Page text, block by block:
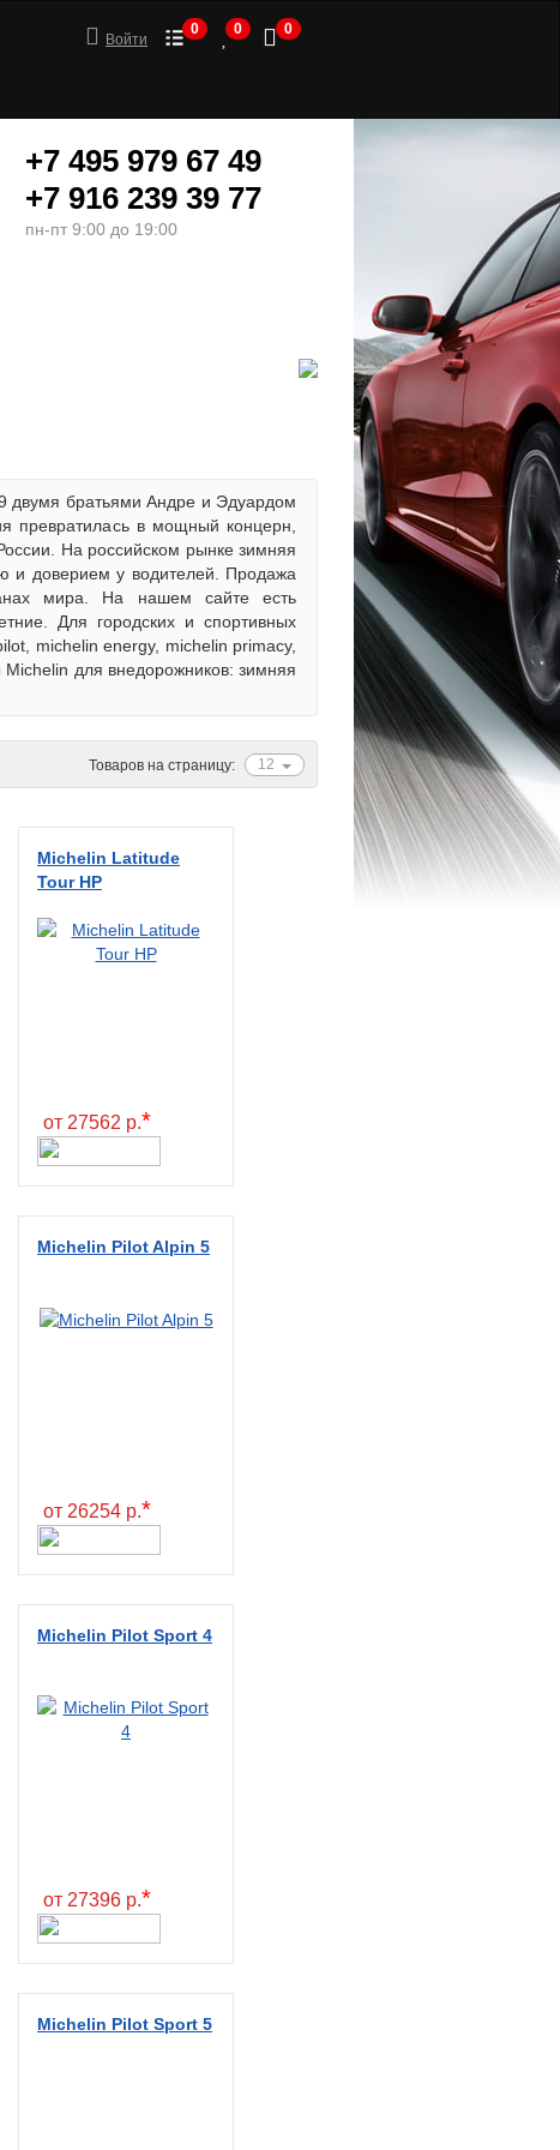
Войти
0 0 0
+7 495 979 67 49
+7 916 239 39 77
пн-пт 9:00 до 19:00
двумя братьями Андре и Эдуардом
превратилась в мощный концерн,
На российском рынке зимняя
и доверием у водителей. Продажа
мира. На нашем сайте есть
Для городских и спортивных
michelin energy, michelin primacy,
для внедорожников: зимняя
12
Товаров на страницу:
Michelin Latitude
Tour HP
от 27562 р.*
Michelin Pilot Alpin 5
от 26254 р.*
Michelin Pilot Sport 4
от 27396 р.*
Michelin Pilot Sport 5